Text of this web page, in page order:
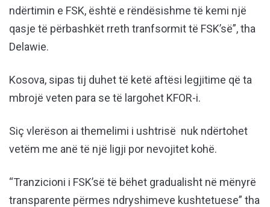
ndërtimin e FSK, është e rëndësishme të kemi një
qasje të përbashkët rreth tranfsormit të FSK’së”, tha
Delawie.
Kosova, sipas tij duhet të ketë aftësi legjitime që ta
mbrojë veten para se të largohet KFOR-i.
Siç vlerëson ai themelimi i ushtrisë nuk ndërtohet
vetëm me anë të një ligji por nevojitet kohë.
“Tranzicioni i FSK’së të bëhet gradualisht në mënyrë
transparente përmes ndryshimeve kushtetuese” tha